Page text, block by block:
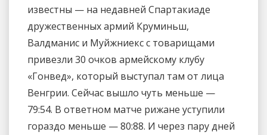
известны — на недавней Спартакиаде
дружественных армий Круминьш,
Валдманис и Муйжниекс с товарищами
привезли 30 очков армейскому клубу
«Гонвед», который выступал там от лица
Венгрии. Сейчас вышло чуть меньше —
79:54. В ответном матче рижане уступили
гораздо меньше — 80:88. И через пару дней